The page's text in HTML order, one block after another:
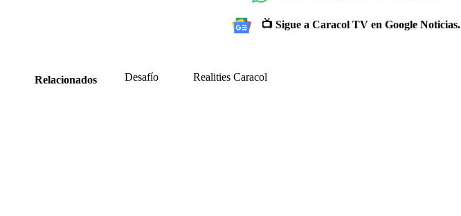
📺 Sigue a Caracol TV en Google Noticias.
Relacionados Desafío Realities Caracol